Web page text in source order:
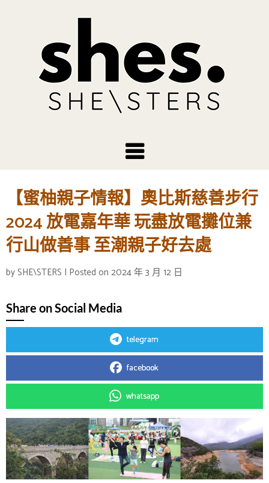
【蜜柚親子情報】奧比斯慈善步行
2024 放電嘉年華 玩盡放電攤位兼
行山做善事 至潮親子好去處
by SHE\STERS | Posted on 2024 年 3 月 12 日
Share on Social Media
telegram
facebook
whatsapp